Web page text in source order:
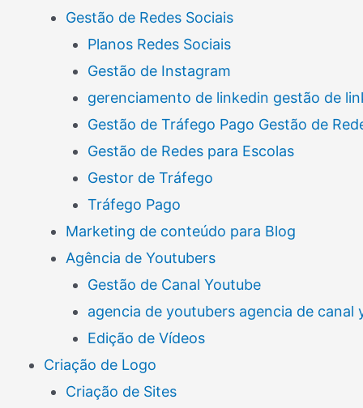
Gestão de Redes Sociais
Planos Redes Sociais
Gestão de Instagram
gerenciamento de linkedin gestão de
Gestão de Tráfego Pago Gestão de
Gestão de Redes para Escolas
Gestor de Tráfego
Tráfego Pago
Marketing de conteúdo para Blog
Agência de Youtubers
Gestão de Canal Youtube
agencia de youtubers agencia de canal
Edição de Vídeos
Criação de Logo
Criação de Sites